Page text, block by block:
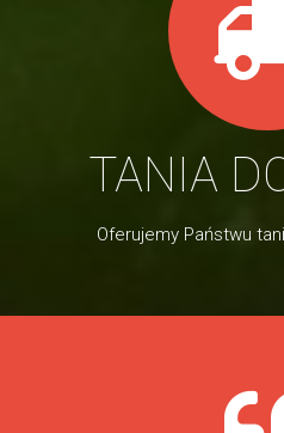
TANIA
Oferujemy Państwu